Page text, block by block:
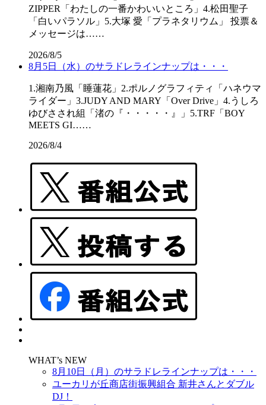
ZIPPER「わたしの一番かわいいところ」4.松田聖子
「白いパラソル」5.大塚 愛「プラネタリウム」 投票＆
メッセージは……
2026/8/5
8月5日（水）のサラドレラインナップは・・・
1.湘南乃風「睡蓮花」2.ポルノグラフィティ「ハネウマ
ライダー」3.JUDY AND MARY「Over Drive」4.うしろ
ゆびさされ組「渚の『・・・・・』」5.TRF「BOY
MEETS GI……
2026/8/4
WHAT’s NEW
8月10日（月）のサラドレラインナップは・・・
ユーカリが丘商店街振興組合 新井さんとダブル
DJ！